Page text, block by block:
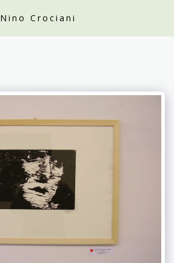
Nino Crociani